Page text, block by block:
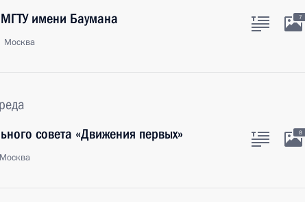
МГТУ имени Баумана
Москва
7
совета «Движения первых»
Москва
8